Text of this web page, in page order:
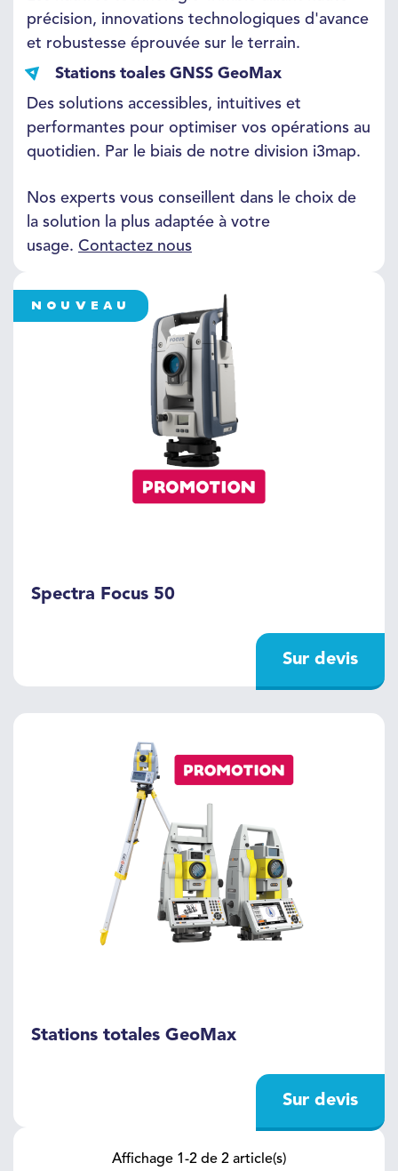
précision, innovations technologiques d'avance
et robustesse éprouvée sur le terrain.
Stations toales GNSS GeoMax
Des solutions accessibles, intuitives et
performantes pour optimiser vos opérations au
quotidien. Par le biais de notre division i3map.
Nos experts vous conseillent dans le choix de
la solution la plus adaptée à votre
usage. Contactez nous
NOUVEAU
Spectra Focus 50
Sur devis
Stations totales GeoMax
Sur devis
Affichage 1-2 de 2 article(s)